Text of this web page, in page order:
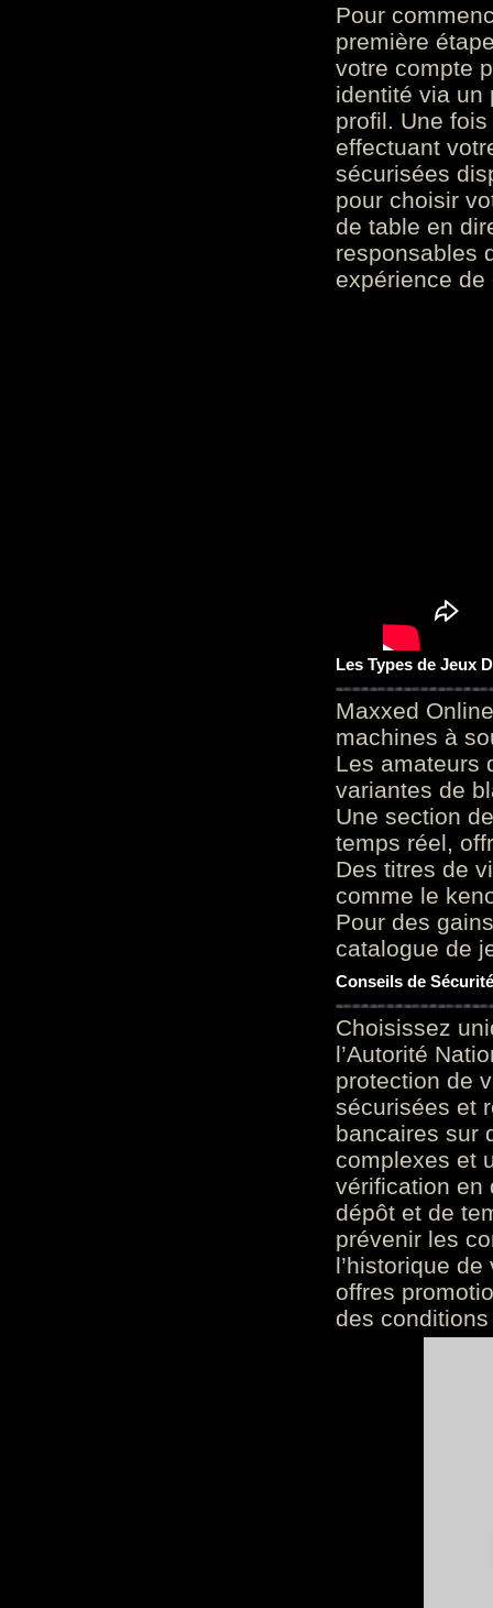
Pour
première
votre compte
identité via un
profil. Une
effectuant
sécurisées
pour choisir
de table en
responsables
expérience
Les Types de Jeux
Maxxed
machines à
Les amateurs
variantes de
Une section
temps réel,
Des titres de
comme le
Pour des
catalogue de
Conseils de
Choisissez
l’Autorité
protection de
sécurisées et
bancaires sur
complexes et
vérification en
dépôt et de
prévenir les
l’historique
offres
des